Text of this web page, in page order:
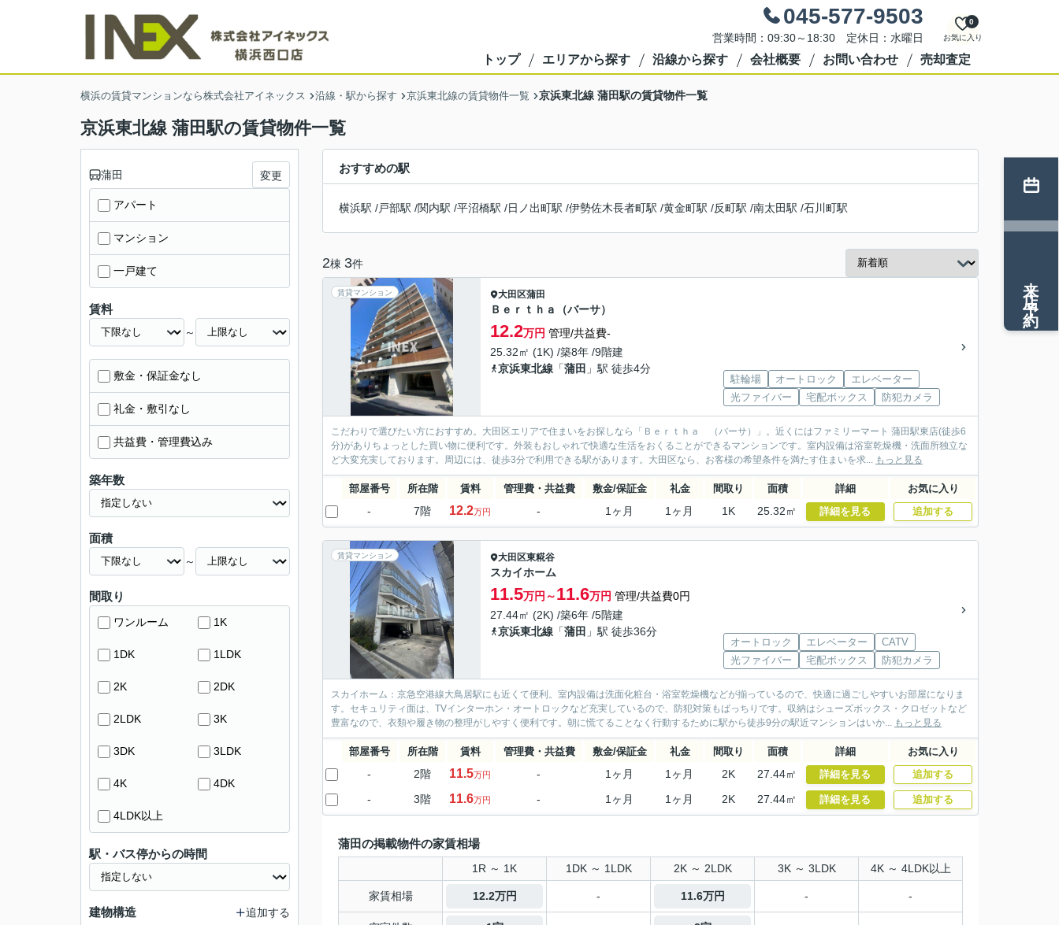
045-577-9503
営業時間：09:30～18:30 定休日：水曜日 お気に入り
0
トップ エリアから探す 沿線から探す 会社概要 お問い合わせ 売却査定
横浜の賃貸マンションなら株式会社アイネックス 沿線・駅から探す 京浜東北線の賃貸物件一覧 京浜東北線 蒲田駅の賃貸物件一覧
京浜東北線 蒲田駅の賃貸物件一覧
おすすめの駅
横浜駅 /戸部駅 /関内駅 /平沼橋駅 /日ノ出町駅 /伊勢佐木長者町駅 /黄金町駅 /反町駅 /南太田駅 /石川町駅
2棟 3件
賃貸マンション 大田区蒲田
Ｂｅｒｔｈａ（バーサ）
12.2万円 管理/共益費-
25.32㎡ (1K) /築8年 /9階建
京浜東北線 「蒲田 」駅 徒歩4分
駐輪場 オートロック
エレベーター
光ファイバー
宅配ボックス 防犯カメラ
こだわりで選びたい方におすすめ。大田区エリアで住まいをお探しなら「Ｂｅｒｔｈａ （バーサ）」。近くにはファミリーマート 蒲田駅東店(徒歩6
分)がありちょっとした買い物に便利です。外装もおしゃれで快適な生活をおくることができるマンションです。室内設備は浴室乾燥機・洗面所独立な
ど大変充実しております。周辺には、徒歩3分で利用できる駅があります。大田区なら、お客様の希望条件を満たす住まいを求... もっと見る
部屋番号 所在階 賃料 管理費・共益費 敷金/保証金 礼金 間取り 面積 詳細 お気に入り
- 7階 12.2万円 - 1ヶ月 1ヶ月 1K 25.32㎡ 詳細を見る 追加する
賃貸マンション 大田区東糀谷
スカイホーム
11.5万円～11.6万円 管理/共益費0円
27.44㎡ (2K) /築6年 /5階建
京浜東北線 「蒲田 」駅 徒歩36分
オートロック エレベーター
CATV
光ファイバー
宅配ボックス 防犯カメラ
スカイホーム：京急空港線大鳥居駅にも近くて便利。室内設備は洗面化粧台・浴室乾燥機などが揃っているので、快適に過ごしやすいお部屋になりま
す。セキュリティ面は、TVインターホン・オートロックなど充実しているので、防犯対策もばっちりです。収納はシューズボックス・クロゼットなど
豊富なので、衣類や履き物の整理がしやすく便利です。朝に慌てることなく行動するために駅から徒歩9分の駅近マンションはいか... もっと見る
部屋番号 所在階 賃料 管理費・共益費 敷金/保証金 礼金 間取り 面積 詳細 お気に入り
- 2階 11.5万円 - 1ヶ月 1ヶ月 2K 27.44㎡ 詳細を見る 追加する
- 3階 11.6万円 - 1ヶ月 1ヶ月 2K 27.44㎡ 詳細を見る 追加する
蒲田の掲載物件の家賃相場
1R ～ 1K 1DK ～ 1LDK 2K ～ 2LDK 3K ～ 3LDK 4K ～ 4LDK以上
家賃相場 12.2万円 - 11.6万円 - -
蒲田 変更
アパート
マンション
一戸建て
賃料
～
敷金・保証金なし
礼金・敷引なし
共益費・管理費込み
築年数
面積
～
間取り
ワンルーム 1K
1DK 1LDK
2K 2DK
2LDK 3K
3DK 3LDK
4K 4DK
4LDK以上
駅・バス停からの時間
建物構造 追加する
来店予約